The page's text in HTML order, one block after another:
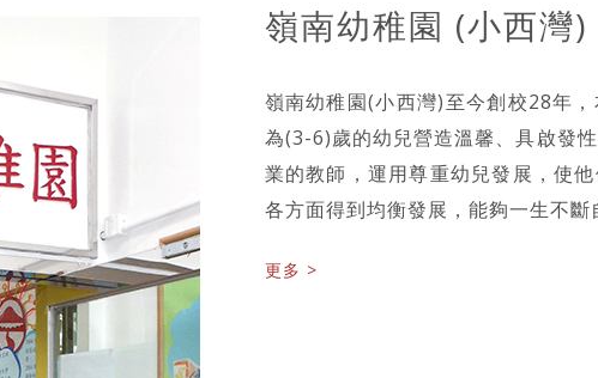
嶺南幼稚園 (小西灣)
嶺南幼稚園(小西灣)至今創校28年
為(3-6)歲的幼兒營造溫馨、具啟發
業的教師，運用尊重幼兒發展，使
各方面得到均衡發展，能夠一生不斷
更多 >